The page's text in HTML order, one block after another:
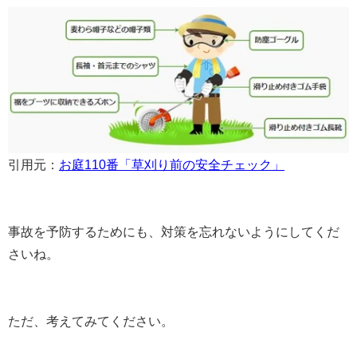
引用元： お庭110番「草刈り前の安全チェック」
事故を予防するためにも、対策を忘れないようにしてくだ
さいね。
ただ、考えてみてください。